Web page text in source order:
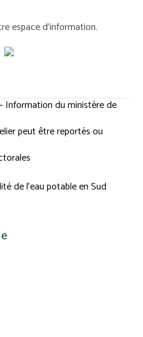
espace d'information.
Information du ministère de
peut être reportés ou
de l’eau potable en Sud